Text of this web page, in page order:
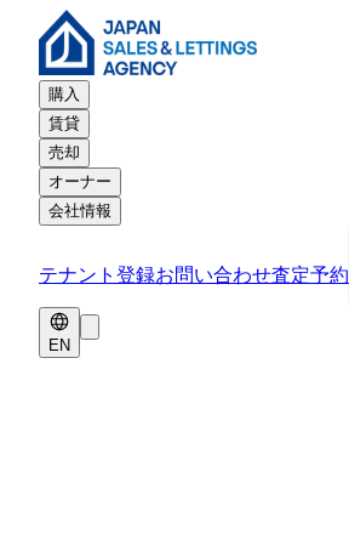
購入
賃貸
売却
オーナー
会社情報
テナント登録お問い合わせ査定予約
EN